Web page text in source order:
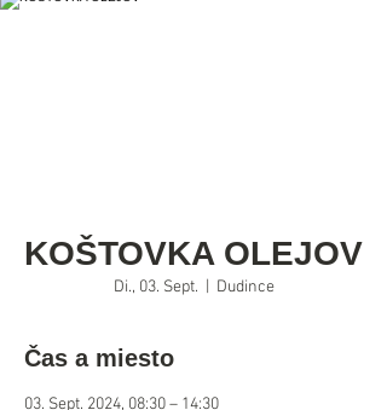
KOŠTOVKA OLEJOV
Di., 03. Sept. Dudince
Čas a miesto
03. Sept. 2024, 08:30 – 14:30